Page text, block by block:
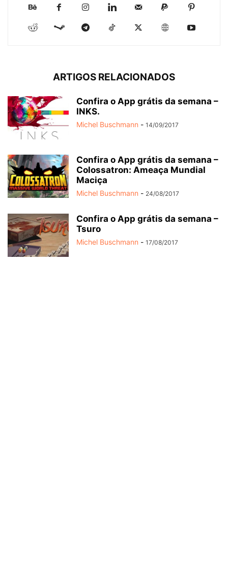
ARTIGOS RELACIONADOS
Confira o App grátis da semana –
INKS.
Michel Buschmann - 14/09/2017
Confira o App grátis da semana –
Colossatron: Ameaça Mundial
Maciça
Michel Buschmann - 24/08/2017
Confira o App grátis da semana –
Tsuro
Michel Buschmann - 17/08/2017